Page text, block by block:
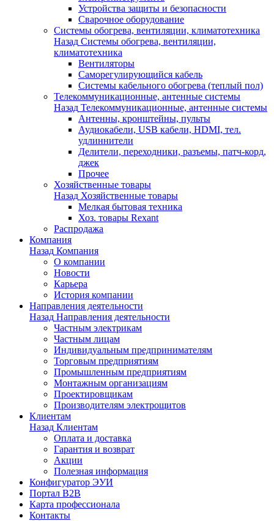
Устройства защиты и безопасности
Сварочное оборудование
Системы обогрева, вентиляции, климатотехника
Назад Системы обогрева, вентиляции,
климатотехника
Вентиляторы
Саморегулирующийся кабель
Системы кабельного обогрева (теплый пол)
Телекоммуникационные, антенные системы
Назад Телекоммуникационные, антенные системы
Антенны, кронштейны, пульты
Аудиокабели, USB кабели, HDMI, тел.
удлиннители
Делители, переходники, разъемы, патч-корд,
джек
Прочее
Хозяйственные товары
Назад Хозяйственные товары
Мелкая бытовая техника
Хоз. товары Rexant
Распродажа
Компания
Назад Компания
О компании
Новости
Карьера
История компании
Направления деятельности
Назад Направления деятельности
Частным электрикам
Частным лицам
Индивидуальным предпринимателям
Торговым предприятиям
Промышленным предприятиям
Монтажным организациям
Проектировщикам
Производителям электрощитов
Клиентам
Назад Клиентам
Оплата и доставка
Гарантия и возврат
Акции
Полезная информация
Конфигуратор ЭУИ
Портал B2B
Карта профессионала
Контакты